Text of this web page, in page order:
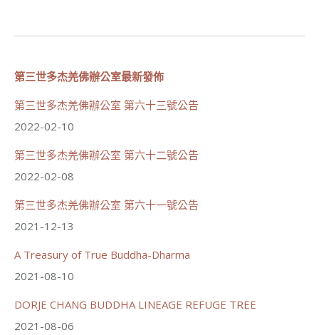
91 42 則留言
分享
世界佛教正心會
June 21, 2026, 12:54 AM
觀看更多
第三世多杰羌佛辦公室最新發佈
第三世多杰羌佛辦公室 第六十三號公告
2022-02-10
第三世多杰羌佛辦公室 第六十二號公告
2022-02-08
第三世多杰羌佛辦公室 第六十一號公告
2021-12-13
A Treasury of True Buddha-Dharma
2021-08-10
DORJE CHANG BUDDHA LINEAGE REFUGE TREE
2021-08-06